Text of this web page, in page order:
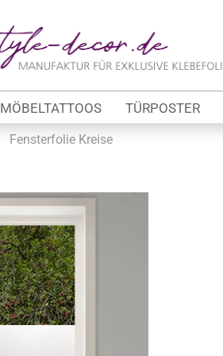
Lieferland
MÖBELTATTOOS TÜRPOSTER
Fensterfolie Kreise